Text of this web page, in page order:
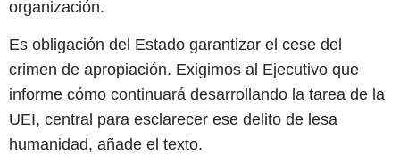
organización.
Es obligación del Estado garantizar el cese del
crimen de apropiación. Exigimos al Ejecutivo que
informe cómo continuará desarrollando la tarea de la
UEI, central para esclarecer ese delito de lesa
humanidad, añade el texto.